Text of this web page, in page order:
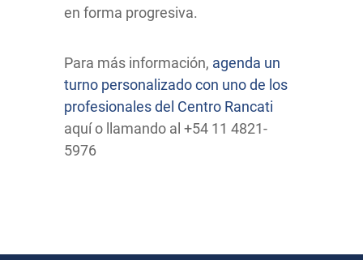
en forma progresiva.
Para más información, agenda un
turno personalizado con uno de los
profesionales del Centro Rancati
aquí o llamando al +54 11 4821-
5976